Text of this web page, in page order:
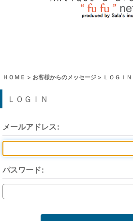
ＨＯＭＥ > お客様からのメッセージ > ＬＯＧＩＮ
ＬＯＧＩＮ
メールアドレス:
パスワード: